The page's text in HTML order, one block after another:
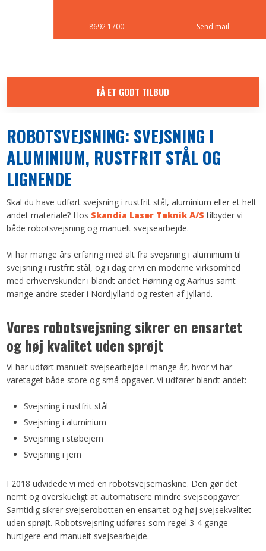
8692 1700 Send mail
FÅ ET GODT TILBUD
ROBOTSVEJSNING: SVEJSNING I
ALUMINIUM, RUSTFRIT STÅL OG
LIGNENDE
​Skal du have udført svejsning i rustfrit stål, aluminium eller et helt
andet materiale? Hos Skandia Laser Teknik A/S tilbyder vi
både robotsvejsning og manuelt svejsearbejde.
Vi har mange års erfaring med alt fra svejsning i aluminium til
svejsning i rustfrit stål, og i dag er vi en moderne virksomhed
med erhvervskunder i blandt andet Hørning og Aarhus samt
mange andre steder i Nordjylland og resten af Jylland.
Vores robotsvejsning sikrer en ensartet
og høj kvalitet uden sprøjt
​Vi har udført manuelt svejsearbejde i mange år, hvor vi har
varetaget både store og små opgaver. Vi udfører blandt andet:
Svejsning i rustfrit stål
​Svejsning i aluminium
​Svejsning i støbejern
​Svejsning i jern
I 2018 udvidede vi med en robotsvejsemaskine. Den gør det
nemt og overskueligt at automatisere mindre svejseopgaver.
Samtidig sikrer svejserobotten en ensartet og høj svejsekvalitet
uden sprøjt. Robotsvejsning udføres som regel 3-4 gange
hurtigere end manuelt svejsearbejde.